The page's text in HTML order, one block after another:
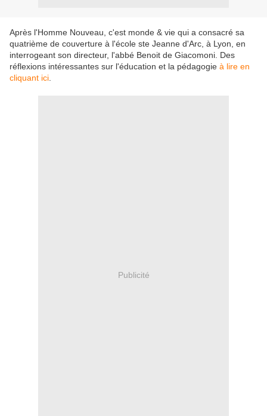
Après l'Homme Nouveau, c'est monde & vie qui a consacré sa
quatrième de couverture à l'école ste Jeanne d'Arc, à Lyon, en
interrogeant son directeur, l'abbé Benoit de Giacomoni. Des
réflexions intéressantes sur l'éducation et la pédagogie à lire en
cliquant ici
Publicité